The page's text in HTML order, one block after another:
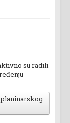
su radili
planinarskog